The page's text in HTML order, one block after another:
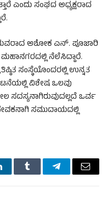
ಎಂದು ಸಂಘದ ಅಧ್ಯಕ್ಷರಾದ
ಅಶೋಕ ಎನ್. ಪೂಜಾರಿ
ನೆಲೆಸಿದ್ದಾರೆ.
ಸಂಸ್ಥೆಯೊಂದರಲ್ಲಿ ಉನ್ನತ
ವಿಶೇಷ ಒಲವು
ಸದಸ್ಯನಾಗಿರುವುದಲ್ಲದೆ ಒರ್ವ
ಸಮುದಾಯದಲ್ಲಿ
Tumblr TelegramEmail